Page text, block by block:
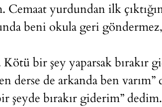
Cemaat yurdundan ilk
beni okula geri
bir şey yaparsak bırakır
derse de arkanda ben varım”
şeyde bırakır giderim”